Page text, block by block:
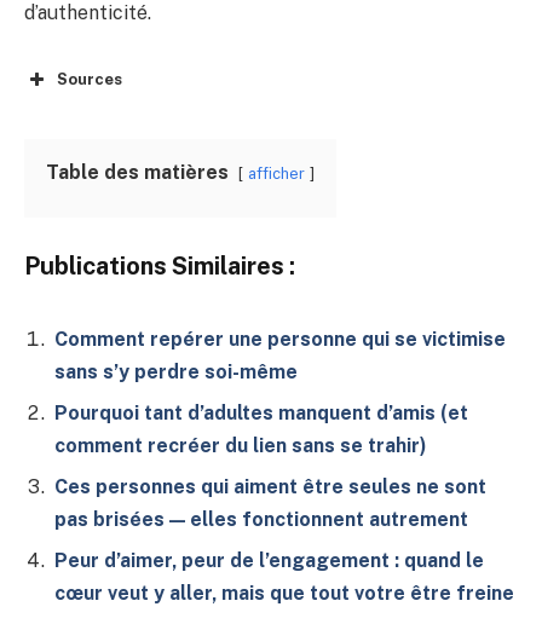
d’authenticité.
Sources
Table des matières afficher
Publications Similaires :
Comment repérer une personne qui se victimise
sans s’y perdre soi-même
Pourquoi tant d’adultes manquent d’amis (et
comment recréer du lien sans se trahir)
Ces personnes qui aiment être seules ne sont
pas brisées — elles fonctionnent autrement
Peur d’aimer, peur de l’engagement : quand le
cœur veut y aller, mais que tout votre être freine